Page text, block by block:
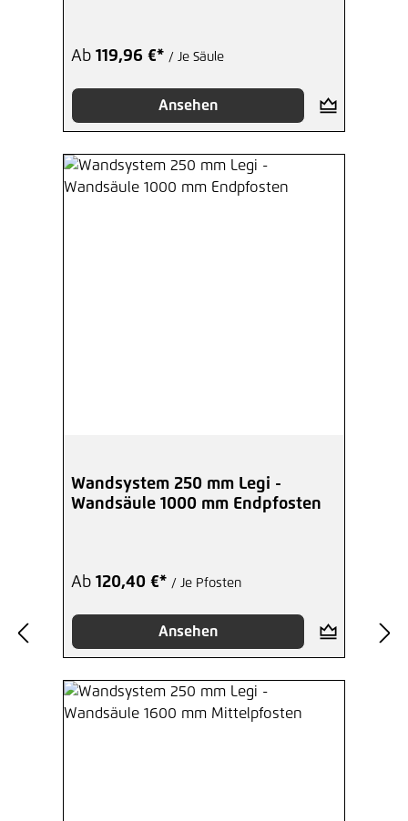
Ab 119,96 €* / Je Säule
Ansehen
Wandsystem 250 mm Legi -
Wandsäule 1000 mm Endpfosten
Ab 120,40 €* / Je Pfosten
Ansehen